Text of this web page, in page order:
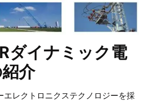
ダイナミック電
介
エレクトロニクステクノロジーを採